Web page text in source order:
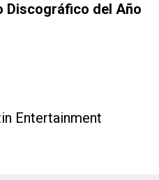
Discográfico del Año
Entertainment